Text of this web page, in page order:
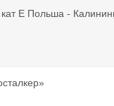
Е Польша -